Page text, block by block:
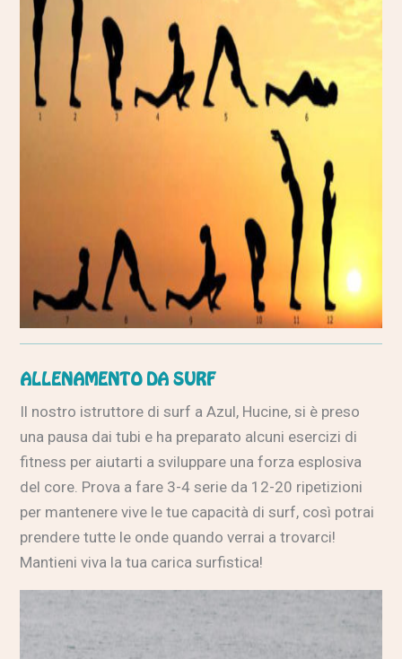
ALLENAMENTO DA SURF
Il nostro istruttore di surf a Azul, Hucine, si è preso
una pausa dai tubi e ha preparato alcuni esercizi di
fitness per aiutarti a sviluppare una forza esplosiva
del core. Prova a fare 3-4 serie da 12-20 ripetizioni
per mantenere vive le tue capacità di surf, così potrai
prendere tutte le onde quando verrai a trovarci!
Mantieni viva la tua carica surfistica!